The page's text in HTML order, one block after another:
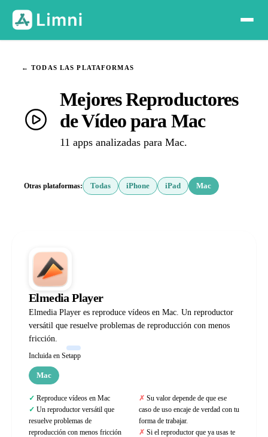
← TODAS LAS PLATAFORMAS
Mejores Reproductores
de Vídeo para Mac
11 apps analizadas para Mac.
Otras plataformas: Todas iPhone iPad Mac
Elmedia Player
Elmedia Player es reproduce vídeos en Mac. Un reproductor
versátil que resuelve problemas de reproducción con menos
fricción.
Incluida en Setapp
Mac
Reproduce vídeos en Mac
Un reproductor versátil que
resuelve problemas de
reproducción con menos fricción
Su valor depende de que ese
caso de uso encaje de verdad con tu
forma de trabajar.
Si el reproductor que ya usas te